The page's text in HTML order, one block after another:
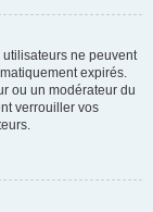
ne peuvent
expirés.
ou un modérateur du
verrouiller vos